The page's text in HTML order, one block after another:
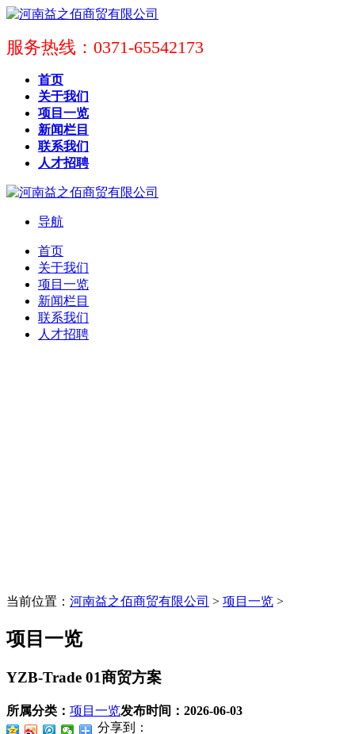
服务热线：0371-65542173
首页
关于我们
项目一览
新闻栏目
联系我们
人才招聘
导航
首页
关于我们
项目一览
新闻栏目
联系我们
人才招聘
当前位置： 河南益之佰商贸有限公司 > 项目一览 >
项目一览
YZB-Trade 01商贸方案
所属分类： 项目一览发布时间： 2026-06-03
分享到：